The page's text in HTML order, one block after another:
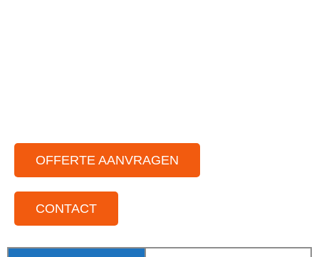
OFFERTE AANVRAGEN
CONTACT